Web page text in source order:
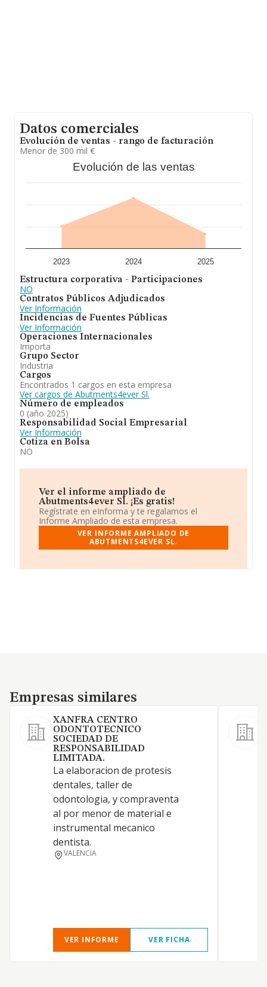
Datos comerciales
Evolución de ventas - rango de facturación
Menor de 300 mil €
Evolución de las ventas
2023 2024 2025
Estructura corporativa - Participaciones
NO
Contratos Públicos Adjudicados
Ver Información
Incidencias de Fuentes Públicas
Ver Información
Operaciones Internacionales
Importa
Grupo Sector
Industria
Cargos
Encontrados 1 cargos en esta empresa
Ver cargos de Abutments4ever Sl.
Número de empleados
0 (año 2025)
Responsabilidad Social Empresarial
Ver Información
Cotiza en Bolsa
NO
Ver el informe ampliado de
Abutments4ever Sl. ¡Es gratis!
Regístrate en eInforma y te regalamos el
Informe Ampliado de esta empresa.
VER INFORME AMPLIADO DE
ABUTMENTS4EVER SL.
Empresas similares
Empresas similares
XANFRA CENTRO
ODONTOTECNICO
SOCIEDAD DE
RESPONSABILIDAD
LIMITADA.
La elaboracion de protesis
dentales, taller de
odontologia, y compraventa
al por menor de material e
instrumental mecanico
dentista.
VALENCIA
VER INFORME VER FICHA